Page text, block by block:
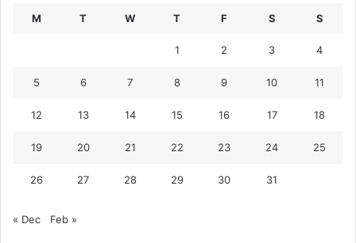
M T W T F S S
1 2 3 4
5 6 7 8 9 10 11
12 13 14 15 16 17 18
19 20 21 22 23 24 25
26 27 28 29 30 31
« Dec Feb »